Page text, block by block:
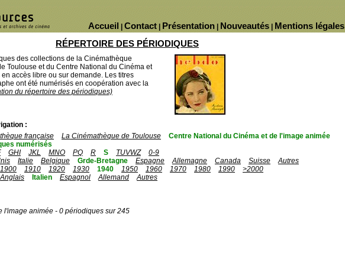
Mentions légales
Nouveautés
Présentation
Contact
Accueil
RÉPERTOIRE DES PÉRIODIQUES
des collections de la Cinémathèque
Toulouse et du Centre National du Cinéma et
accès libre ou sur demande. Les titres
ont été numérisés en coopération avec la
du répertoire des périodiques)
:
française La Cinémathèque de Toulouse
Centre National du Cinéma et de l'image animée
numérisés
GHI JKL MNO PQ R S TUVWZ
0-9
Italie Belgique Grde-Bretagne Espagne Allemagne Canada Suisse
Autres
1900 1910 1920 1930 1940 1950 1960 1970 1980 1990
>2000
Anglais Italien Espagnol Allemand
Autres
l'image animée - 0 périodiques sur 245